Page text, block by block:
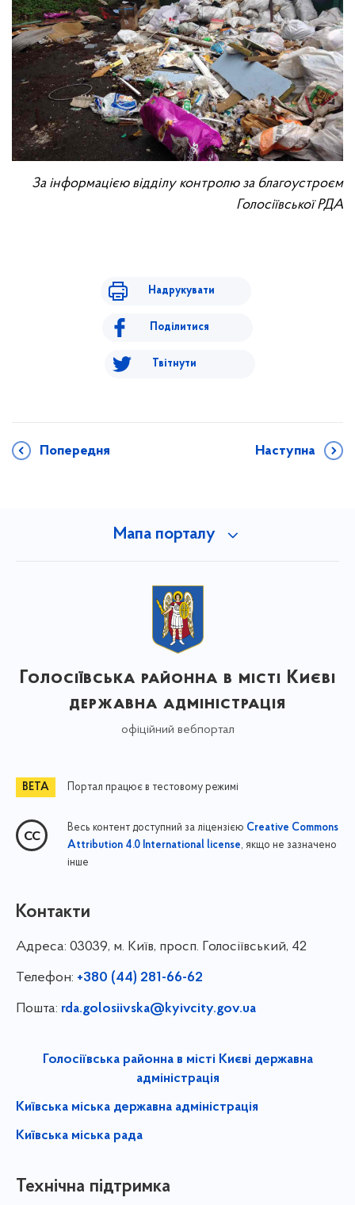
За інформацією відділу контролю за благоустроєм
Голосіївської РДА
Надрукувати
Поділитися
Твітнути
Попередня Наступна
Мапа порталу
Голосіївська районна в місті Києві
державна адміністрація
офіційний вебпортал
Портал працює в тестовому режимі
Весь контент доступний за ліцензією Creative Commons
Attribution 4.0 International license, якщо не зазначено
інше
Контакти
Адреса: 03039, м. Київ, просп. Голосіївський, 42
Телефон: +380 (44) 281-66-62
Пошта: rda.golosiivska@kyivcity.gov.ua
Голосіївська районна в місті Києві державна
адміністрація
Київська міська державна адміністрація
Київська міська рада
Технічна підтримка